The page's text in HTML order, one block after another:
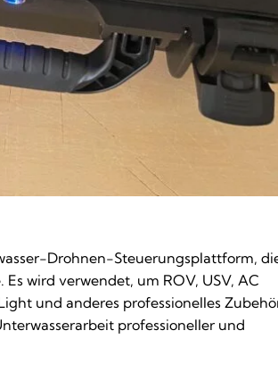
Drohnen-Steuerungsplattform,
wird verwendet, um ROV, USV, AC
und anderes professionelles
professioneller und